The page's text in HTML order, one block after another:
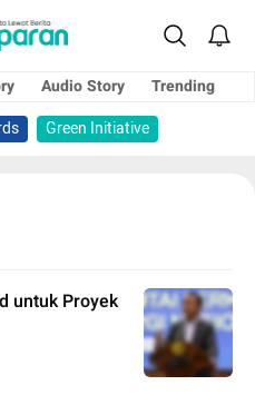
Audio Story
Trending
Green Initiative
untuk Proyek